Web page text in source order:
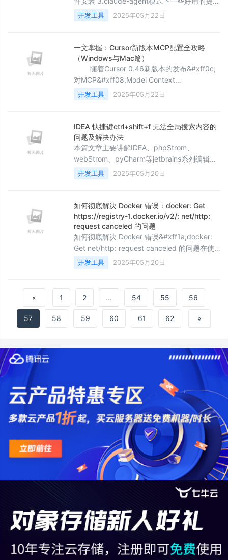
词 4.cursor的一些便捷设置 5.目前cursor的一
些不方便的地方吐槽 导言&#xff1a;由于cursor
些环境适配的不是很好&#xff0c;还有调试的信
息显示不全&#xff0c;所以一般我们回
开发工具 2025年05月22日
一文掌握：Cursor新版本MCP配置全攻略
（Windows与Mac篇）
随着Cursor 0.46新版本的发布&#xff0c;
对MCP&#xff08;Model Context
Protocol&#xff09;的支持为开发者带来了全新
的功能体验。MCP作为一种开放标准协议
安全的双向连接&#xff0c;极大地拓展了AI的应
用能力。接下来&#xff0c;我们就分别针对
Windows和Mac环境&#xff0c
开发工具 2025年05月22日
IDEA 快捷键ctrl+shift+f 无法全局搜索内容的
问题及解决办法
本篇文章主要讲解IDEA、phpStrom、
webStrom、pyCharm等jetbrains系列编辑器
无法进行全局搜索内容问题的主要原因及解决
办法。 日期&#xff1a;2025年3月22日 作者
ctrl&#43;shift&#43;f 输入法转为了繁体。 2.
快捷键ctrl&#43;shift&#43;r 可以全局检索替
换内容
开发工具 2025年05月20日
如何彻底解决 Docker 错误：docker: Get
https://registry-1.docker.io/v2/: net/http:
request canceled 的问题
如何彻底解决 Docker 错误&#xff1a;docker:
Get net/http: request canceled 的问题在使
用 Docker 时&#xff0c;很多开发者可能会遇到
类似于以下的错误&#xff1a;docker: Get
开发工具 2025年05月20日
« 1 2 ... 54 55 56
57 58 59 60 61 62 »